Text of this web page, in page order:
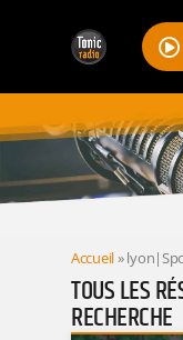
Accueil»
TOUS LES
RECHERCHE